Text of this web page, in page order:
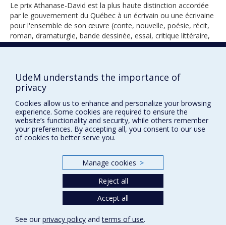
Le prix Athanase-David est la plus haute distinction accordée
par le gouvernement du Québec à un écrivain ou une écrivaine
pour l'ensemble de son œuvre (conte, nouvelle, poésie, récit,
roman, dramaturgie, bande dessinée, essai, critique littéraire,
journalisme, toute forme de littérature).
Privacy
UdeM understands the importance of
privacy
Cookies allow us to enhance and personalize your browsing
experience. Some cookies are required to ensure the
website’s functionality and security, while others remember
your preferences. By accepting all, you consent to our use
of cookies to better serve you.
Manage cookies >
Reject all
Accept all
See our privacy policy andterms of use.